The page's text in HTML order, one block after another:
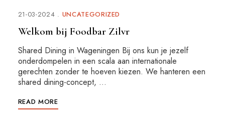
21-03-2024 UNCATEGORIZED
Welkom bij Foodbar Zilvr
Shared Dining in Wageningen Bij ons kun je jezelf
onderdompelen in een scala aan internationale
gerechten zonder te hoeven kiezen. We hanteren een
shared dining-concept, …
READ MORE